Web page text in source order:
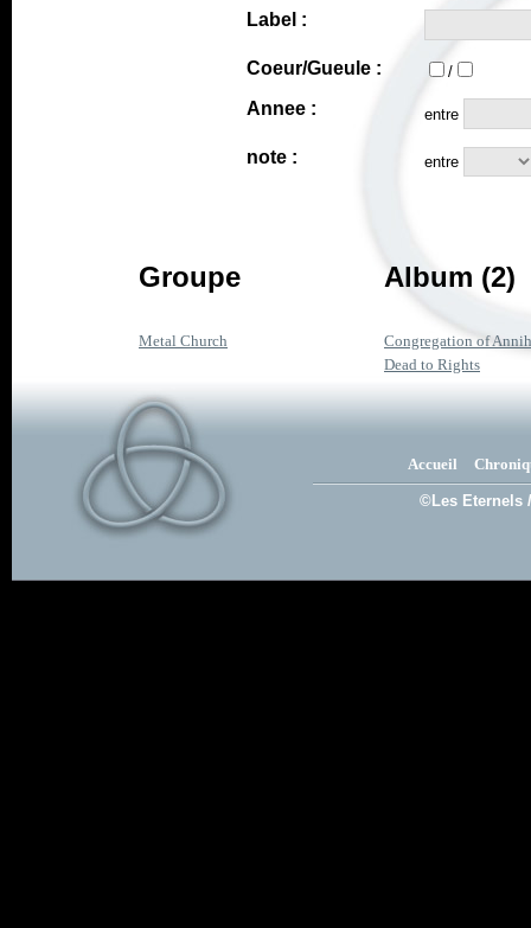
Label :
Coeur/Gueule : /
Annee : entre
note : entre
Groupe Album (2)
Metal Church
Congregation of
Dead to Rights
Accueil
©Les Eternels